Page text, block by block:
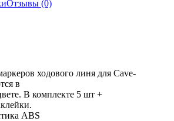
Отзывы (0)
ходового линя для Cave-
в
В комплекте 5 шт +
ABS